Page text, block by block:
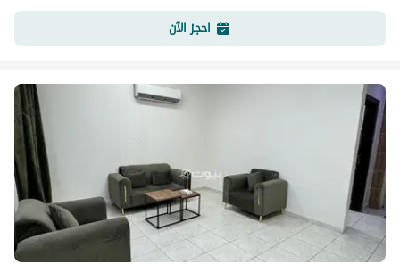
احجز الآن